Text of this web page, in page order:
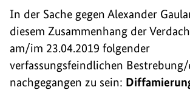
In der Sache gegen Alexander
diesem Zusammenhang der
am/im 23.04.2019 folgender
verfassungsfeindlichen Bestrebung/
nachgegangen zu sein: